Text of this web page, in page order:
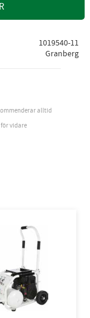
1019540-11
Granberg
alltid
vidare